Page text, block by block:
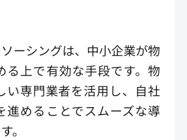
ーシングは、中小企業が物
る上で有効な手段です。物
い専門業者を活用し、自社
進めることでスムーズな導
。